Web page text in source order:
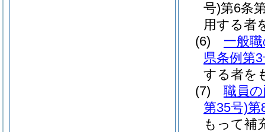
号)第6条
用する者
(6)
一般
県条例第
する者を
(7)
職員
第35号)第
もって補